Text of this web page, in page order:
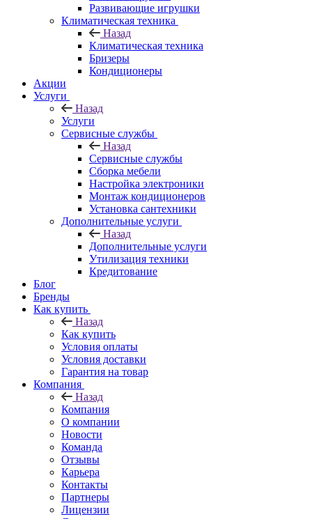
Развивающие игрушки
Климатическая техника
Назад
Климатическая техника
Бризеры
Кондиционеры
Акции
Услуги
Назад
Услуги
Сервисные службы
Назад
Сервисные службы
Сборка мебели
Настройка электроники
Монтаж кондиционеров
Установка сантехники
Дополнительные услуги
Назад
Дополнительные услуги
Утилизация техники
Кредитование
Блог
Бренды
Как купить
Назад
Как купить
Условия оплаты
Условия доставки
Гарантия на товар
Компания
Назад
Компания
О компании
Новости
Команда
Отзывы
Карьера
Контакты
Партнеры
Лицензии